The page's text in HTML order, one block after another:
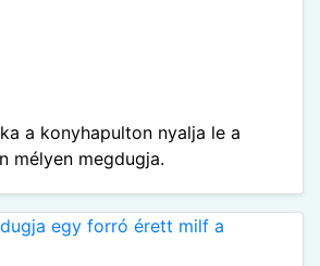
a konyhapulton nyalja le a
mélyen megdugja.